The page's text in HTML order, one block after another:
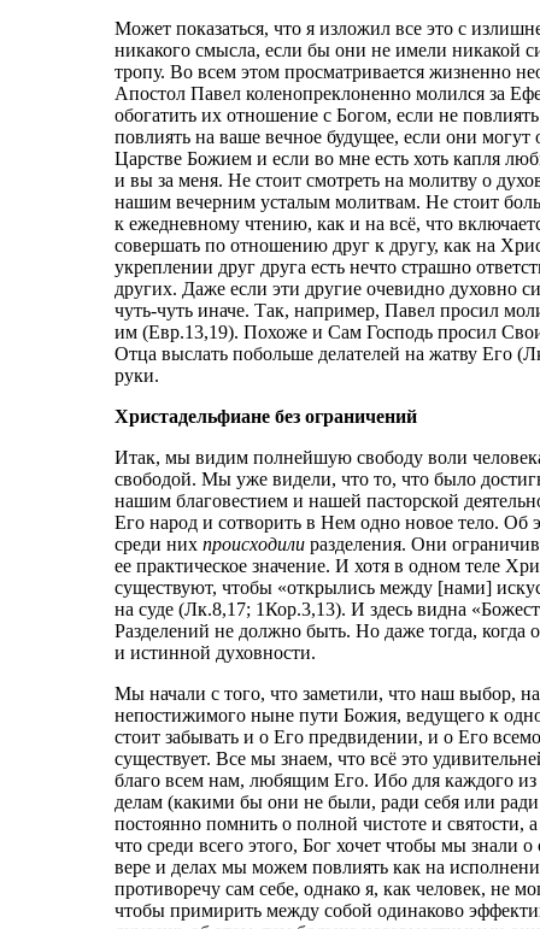
Может показаться, что я изложил все это с
никакого смысла, если бы они не имели никакой
тропу. Во всем этом просматривается жизненно
Апостол Павел коленопреклоненно молился за
обогатить их отношение с Богом, если не
повлиять на ваше вечное будущее, если они
Царстве Божием и если во мне есть хоть капля
и вы за меня. Не стоит смотреть на молитву о
нашим вечерним усталым молитвам. Не стоит
к ежедневному чтению, как и на всё, что
совершать по отношению друг к другу, как на
укреплении друг друга есть нечто страшно
других. Даже если эти другие очевидно духовно
чуть-чуть иначе. Так, например, Павел просил
им (Евр.13,19). Похоже и Сам Господь просил
Отца выслать побольше делателей на жатву Его
руки.
Христадельфиане без ограничений
Итак, мы видим полнейшую свободу воли
свободой. Мы уже видели, что то, что было
нашим благовестием и нашей пасторской
Его народ и сотворить в Нем одно новое тело.
среди них происходили разделения. Они
ее практическое значение. И хотя в одном теле
существуют, чтобы «открылись между [нами]
на суде (Лк.8,17; 1Кор.3,13). И здесь видна
Разделений не должно быть. Но даже тогда,
и истинной духовности.
Мы начали с того, что заметили, что наш выбор,
непостижимого ныне пути Божия, ведущего к
стоит забывать и о Его предвидении, и о Его
существует. Все мы знаем, что всё это
благо всем нам, любящим Его. Ибо для каждого
делам (какими бы они не были, ради себя или
постоянно помнить о полной чистоте и святости,
что среди всего этого, Бог хочет чтобы мы
вере и делах мы можем повлиять как на
противоречу сам себе, однако я, как человек, не
чтобы примирить между собой одинаково